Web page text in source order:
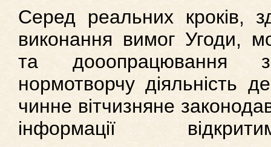
Серед реальних кроків,
виконання вимог Угоди,
та дооопрацювання
нормотворчу діяльність
чинне вітчизняне
інформації